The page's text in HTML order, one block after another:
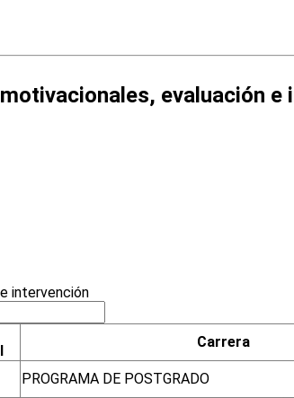
evaluación e
Carrera
PROGRAMA DE POSTGRADO